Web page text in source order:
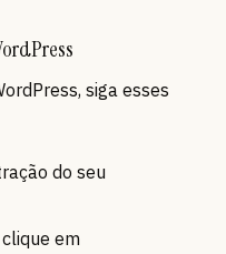
siga esses
do seu
em